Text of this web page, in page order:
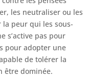
les neutraliser ou les
peur qui les sous-
s’active pas pour
pour adopter une
de tolérer la
être dominée.